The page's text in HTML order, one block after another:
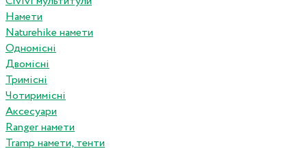
Намети
Naturehike намети
Одномісні
Двомісні
Тримісні
Чотиримісні
Аксесуари
Ranger намети
Tramp намети, тенти